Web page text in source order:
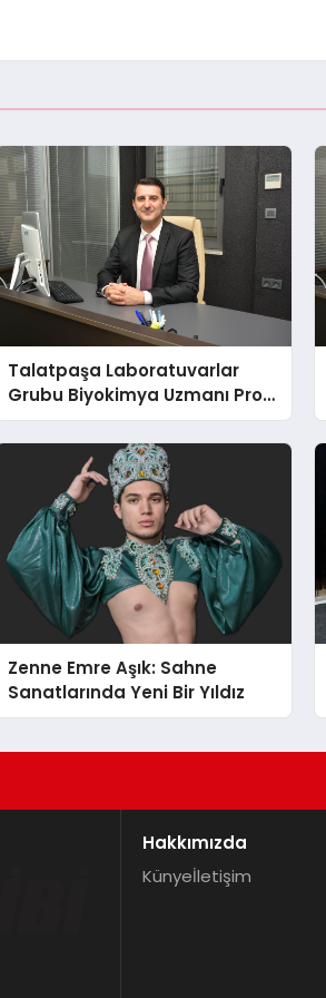
Talatpaşa Laboratuvarlar
Grubu Biyokimya Uzmanı Prof.
Dr. Ahmet Var
Zenne Emre Aşık: Sahne
Sanatlarında Yeni Bir Yıldız
Hakkımızda
Künyeİletişim